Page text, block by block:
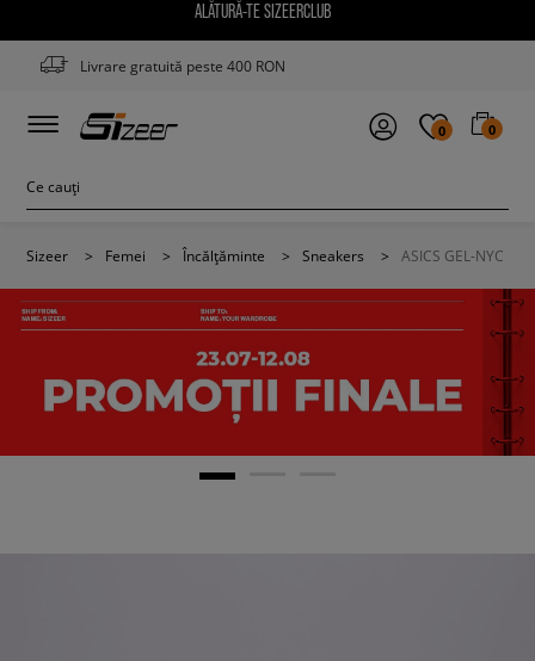
ALĂTURĂ-TE SIZEERCLUB
Livrare gratuită peste 400 RON
0 0
Sizeer > Femei > Încălțăminte > Sneakers > ASICS GEL-NYC